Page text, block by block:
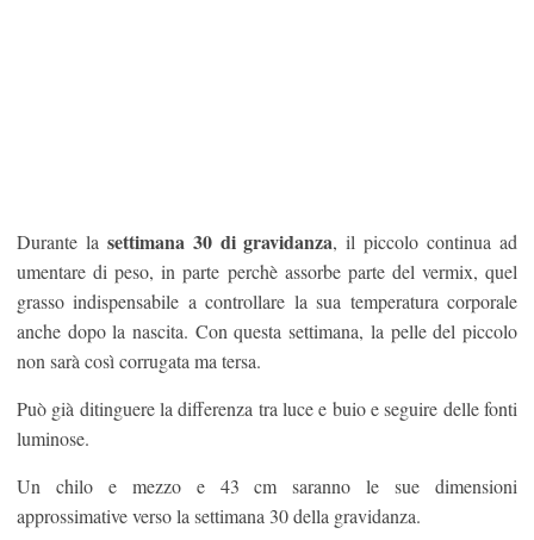
Durante la settimana 30 di gravidanza, il piccolo continua ad
umentare di peso, in parte perchè assorbe parte del vermix, quel
grasso indispensabile a controllare la sua temperatura corporale
anche dopo la nascita. Con questa settimana, la pelle del piccolo
non sarà così corrugata ma tersa.
Può già ditinguere la differenza tra luce e buio e seguire delle fonti
luminose.
Un chilo e mezzo e 43 cm saranno le sue dimensioni
approssimative verso la settimana 30 della gravidanza.